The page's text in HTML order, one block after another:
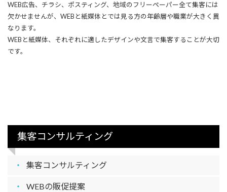
WEB広告、チラシ、ポスティング、地域のフリーペーパー全て集客には
欠かせませんが、WEBと紙媒体とでは見る方の年齢層や職業が大きく異
なります。
WEBと紙媒体、それぞれに適したデザインや文言で集客することが大切
です。
集客コンサルティング
集客コンサルティング
WEBの販促提案